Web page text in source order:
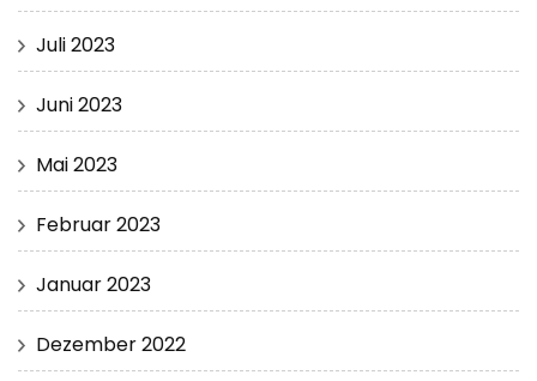
Juli 2023
Juni 2023
Mai 2023
Februar 2023
Januar 2023
Dezember 2022